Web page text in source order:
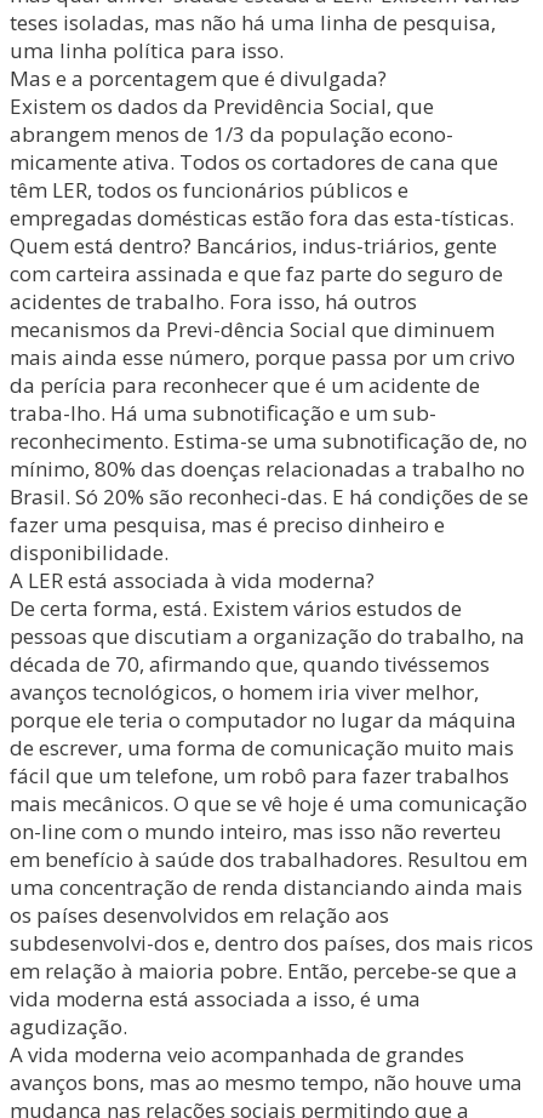
teses isoladas, mas não há uma linha de pesquisa,
uma linha política para isso.
Mas e a porcentagem que é divulgada?
Existem os dados da Previdência Social, que
abrangem menos de 1/3 da população econo-
micamente ativa. Todos os cortadores de cana que
têm LER, todos os funcionários públicos e
empregadas domésticas estão fora das esta-tísticas.
Quem está dentro? Bancários, indus-triários, gente
com carteira assinada e que faz parte do seguro de
acidentes de trabalho. Fora isso, há outros
mecanismos da Previ-dência Social que diminuem
mais ainda esse número, porque passa por um crivo
da perícia para reconhecer que é um acidente de
traba-lho. Há uma subnotificação e um sub-
reconhecimento. Estima-se uma subnotificação de, no
mínimo, 80% das doenças relacionadas a trabalho no
Brasil. Só 20% são reconheci-das. E há condições de se
fazer uma pesquisa, mas é preciso dinheiro e
disponibilidade.
A LER está associada à vida moderna?
De certa forma, está. Existem vários estudos de
pessoas que discutiam a organização do trabalho, na
década de 70, afirmando que, quando tivéssemos
avanços tecnológicos, o homem iria viver melhor,
porque ele teria o computador no lugar da máquina
de escrever, uma forma de comunicação muito mais
fácil que um telefone, um robô para fazer trabalhos
mais mecânicos. O que se vê hoje é uma comunicação
on-line com o mundo inteiro, mas isso não reverteu
em benefício à saúde dos trabalhadores. Resultou em
uma concentração de renda distanciando ainda mais
os países desenvolvidos em relação aos
subdesenvolvi-dos e, dentro dos países, dos mais ricos
em relação à maioria pobre. Então, percebe-se que a
vida moderna está associada a isso, é uma
agudização.
A vida moderna veio acompanhada de grandes
avanços bons, mas ao mesmo tempo, não houve uma
mudança nas relações sociais permitindo que a